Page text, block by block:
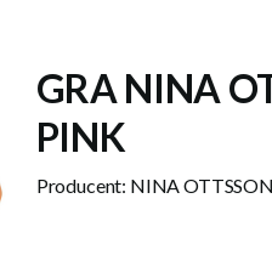
GRA NINA
PINK
Producent: NINA OTTSSON